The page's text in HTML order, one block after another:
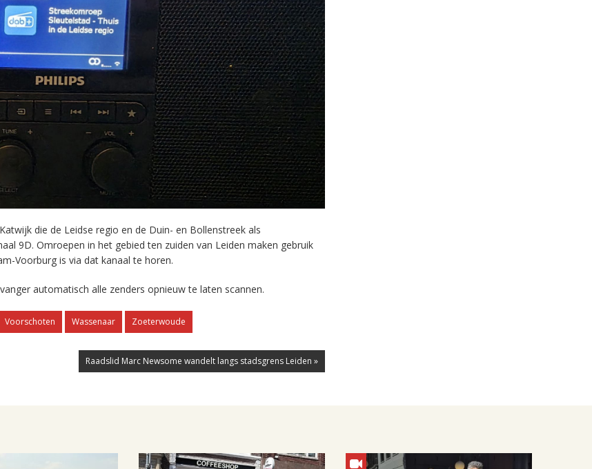
die de Leidse regio en de Duin- en Bollenstreek als
9D. Omroepen in het gebied ten zuiden van Leiden maken gebruik
Voorburg is via dat kanaal te horen.
automatisch alle zenders opnieuw te laten scannen.
Voorschoten Wassenaar Zoeterwoude
Raadslid Marc Newsome wandelt langs stadsgrens Leiden »